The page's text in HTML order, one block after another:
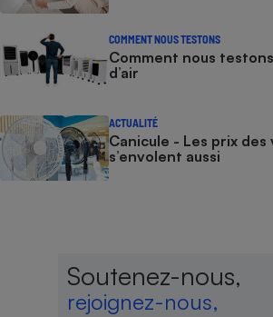
COMMENT NOUS TESTONS
Comment nous
d’air
ACTUALITÉ
Canicule - Les prix
s’envolent aussi
Soutenez-nous,
rejoignez-nous,